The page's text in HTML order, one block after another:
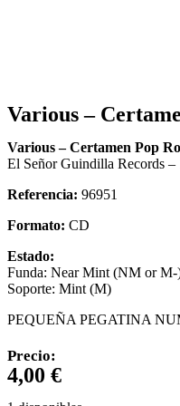
Various –
Various – Certamen Pop
El Señor Guindilla Records –
Referencia: 96951
Formato: CD
Estado:
Funda: Near Mint (NM or M-
Soporte: Mint (M)
PEQUEÑA PEGATINA
Precio:
4,00 €